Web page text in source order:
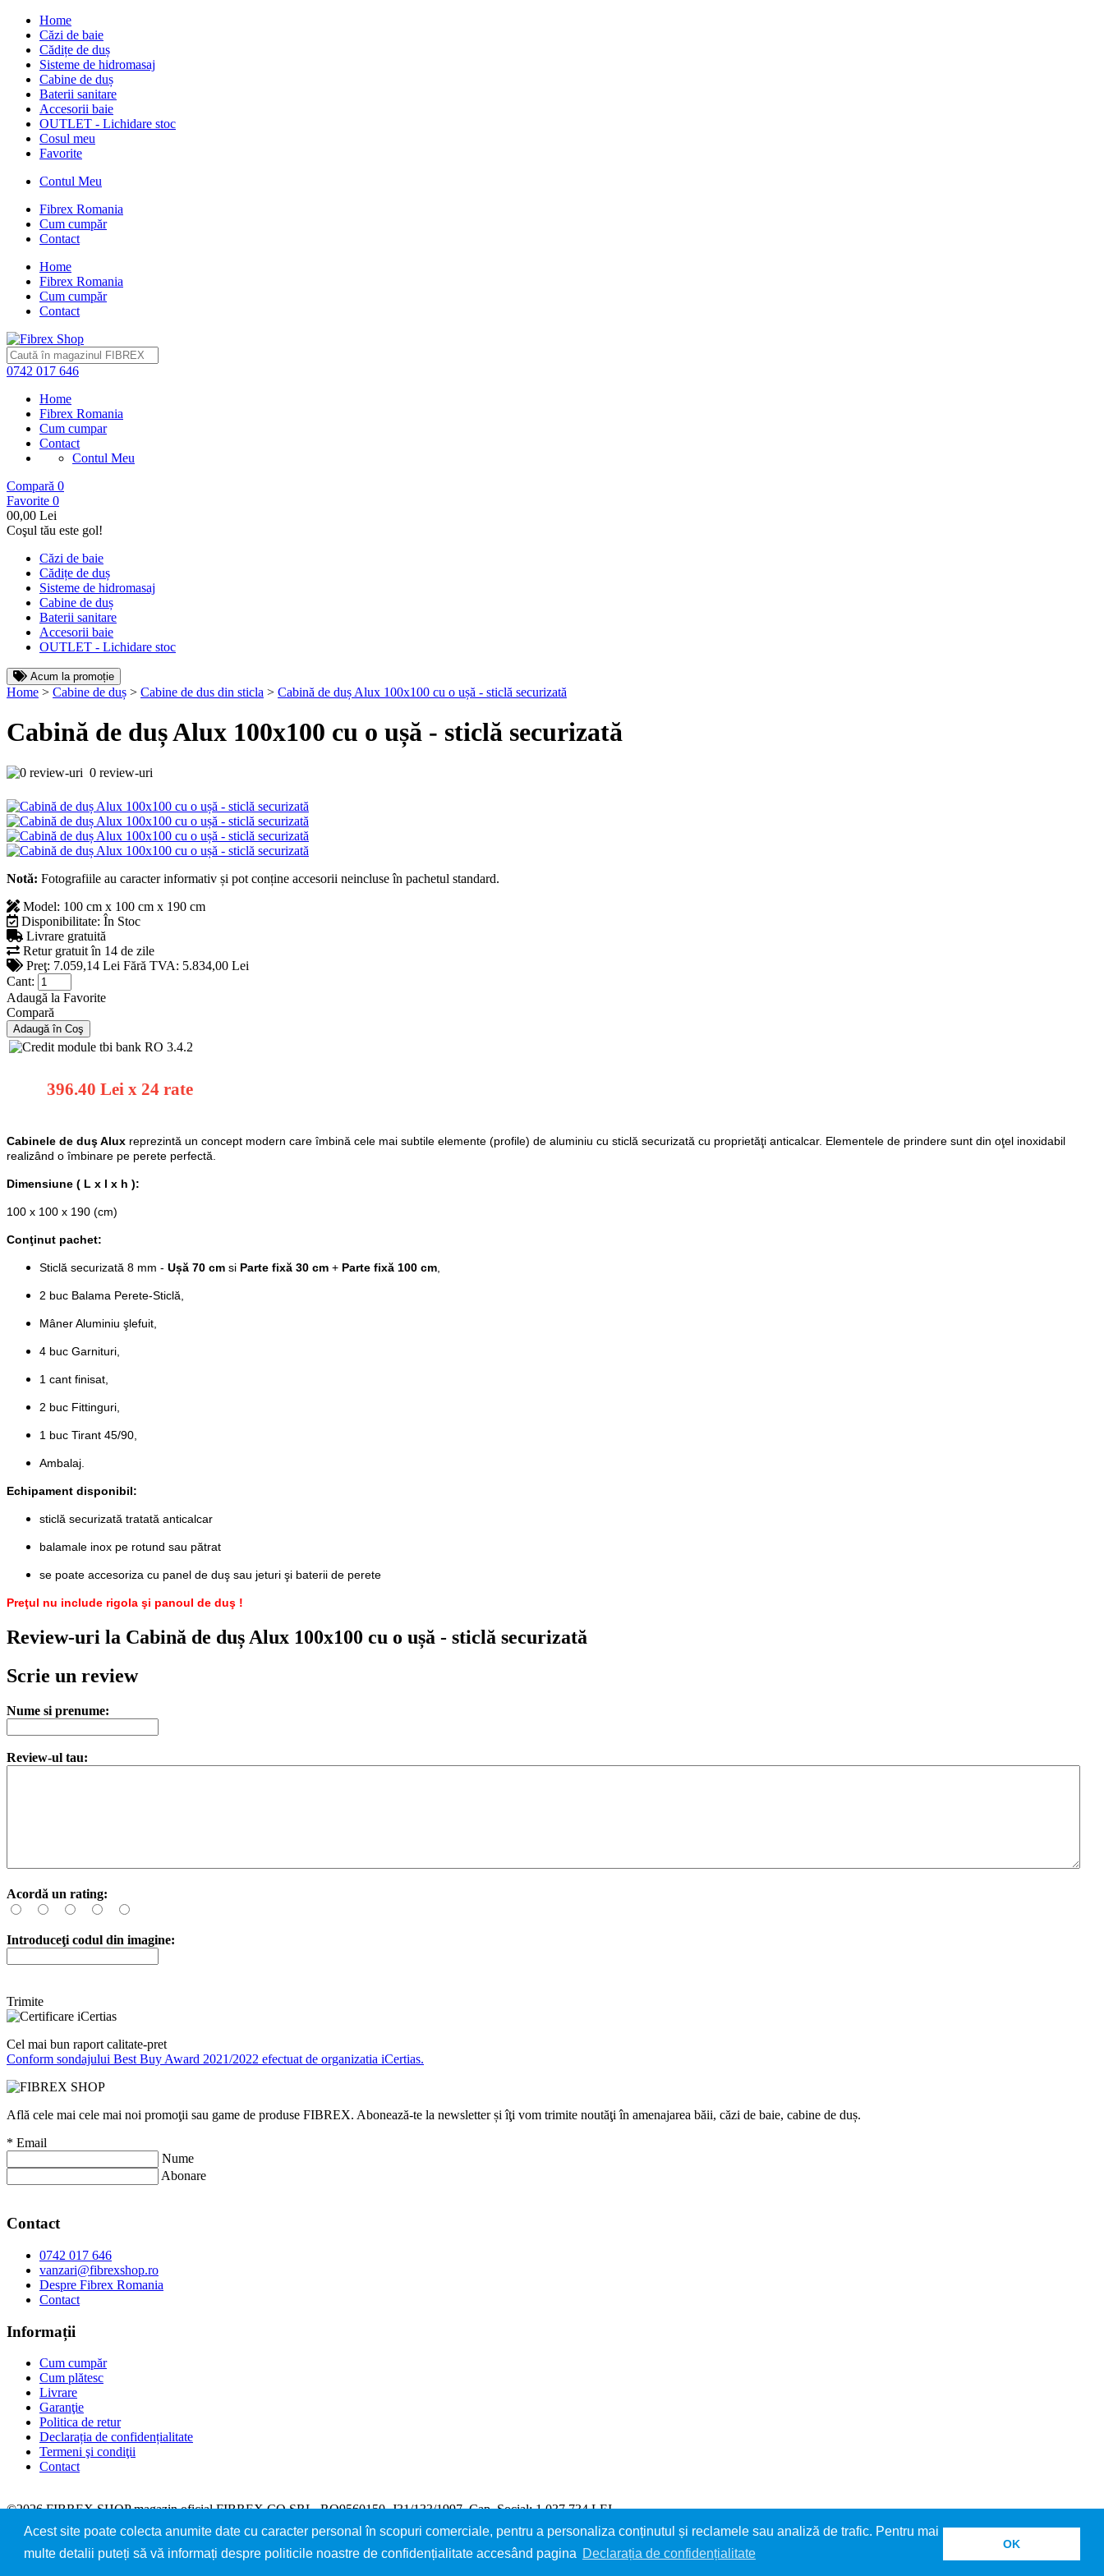
Acest site poate colecta anumite date cu caracter personal în scopuri comerciale, pentru a personaliza conținutul și reclamele sau analiză de trafic. Pentru mai
multe detalii puteți să vă informați despre politicile noastre de confidențialitate accesând pagina Declarația de confidențialitate
OK
Home
Căzi de baie
Cădițe de duș
Sisteme de hidromasaj
Cabine de duș
Baterii sanitare
Accesorii baie
OUTLET - Lichidare stoc
Cosul meu
Favorite
Contul Meu
Fibrex Romania
Cum cumpăr
Contact
Home
Fibrex Romania
Cum cumpăr
Contact
0742 017 646
Home
Fibrex Romania
Cum cumpar
Contact
Contul Meu
Compară 0
Favorite 0
00,00 Lei
Coşul tău este gol!
Căzi de baie
Cădițe de duș
Sisteme de hidromasaj
Cabine de duș
Baterii sanitare
Accesorii baie
OUTLET - Lichidare stoc
Acum la promoție
Home > Cabine de duș > Cabine de dus din sticla > Cabină de duș Alux 100x100 cu o ușă - sticlă securizată
Cabină de duș Alux 100x100 cu o ușă - sticlă securizată
0 review-uri
Notă: Fotografiile au caracter informativ și pot conține accesorii neincluse în pachetul standard.
Model: 100 cm x 100 cm x 190 cm
Disponibilitate: În Stoc
Livrare gratuită
Retur gratuit în 14 de zile
Preţ: 7.059,14 Lei Fără TVA: 5.834,00 Lei
Cant:
Adaugă la Favorite
Compară
396.40 Lei x 24 rate
Cabinele de duş Alux reprezintă un concept modern care îmbină cele mai subtile elemente (profile) de aluminiu cu sticlă securizată cu proprietăţi anticalcar. Elementele de prindere sunt din oţel inoxidabil
realizând o îmbinare pe perete perfectă.
Dimensiune ( L x l x h ):
100 x 100 x 190 (cm)
Conţinut pachet:
Sticlă securizată 8 mm - Ușă 70 cm si Parte fixă 30 cm + Parte fixă 100 cm
2 buc Balama Perete-Sticlă,
Mâner Aluminiu şlefuit,
4 buc Garnituri,
1 cant finisat,
2 buc Fittinguri,
1 buc Tirant 45/90,
Ambalaj.
Echipament disponibil:
sticlă securizată tratată anticalcar
balamale inox pe rotund sau pătrat
se poate accesoriza cu panel de duş sau jeturi şi baterii de perete
Preţul nu include rigola şi panoul de duş !
Review-uri la Cabină de duș Alux 100x100 cu o ușă - sticlă securizată
Scrie un review
Nume si prenume:
Review-ul tau:
Acordă un rating:
Introduceţi codul din imagine:
Trimite
Cel mai bun raport calitate-pret
Conform sondajului Best Buy Award 2021/2022 efectuat de organizatia iCertias.
Află cele mai cele mai noi promoţii sau game de produse FIBREX. Abonează-te la newsletter și îţi vom trimite noutăţi în amenajarea băii, căzi de baie, cabine de duș.
* Email
Nume
Abonare
Contact
0742 017 646
vanzari@fibrexshop.ro
Despre Fibrex Romania
Contact
Informații
Cum cumpăr
Cum plătesc
Livrare
Garanţie
Politica de retur
Declarația de confidențialitate
Termeni şi condiţii
Contact
©2026FIBREX SHOPmagazin oficial FIBREX CO SRL, RO9560150, J31/133/1997, Cap. Social: 1.037.734 LEI
Magazin dezvoltat deLiveCOM